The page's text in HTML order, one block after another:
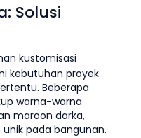
Solusi
kustomisasi
kebutuhan proyek
Beberapa
warna-warna
maroon darka,
pada bangunan.